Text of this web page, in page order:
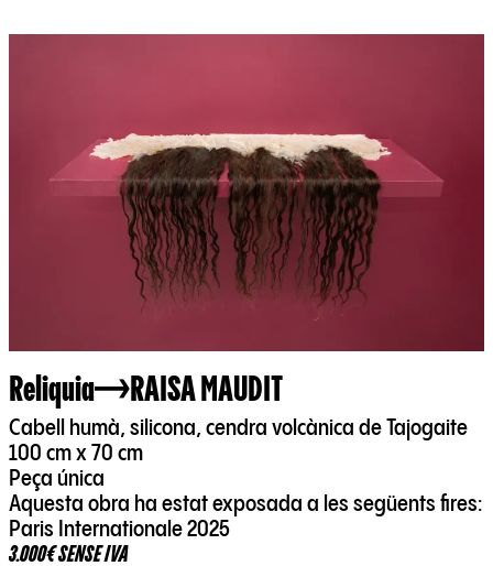
Reliquia RAISA MAUDIT
Cabell humà, silicona, cendra volcànica de Tajogaite
100 cm x 70 cm
Peça única
Aquesta obra ha estat exposada a les següents fires:
Paris Internationale 2025
3.000€ SENSE IVA